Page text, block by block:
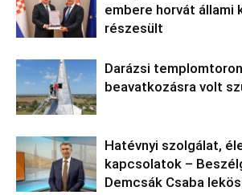
embere horvát állami
részesült
Darázsi
beavatkozásra volt
Hatévnyi szolgálat,
kapcsolatok –
Demcsák Csaba